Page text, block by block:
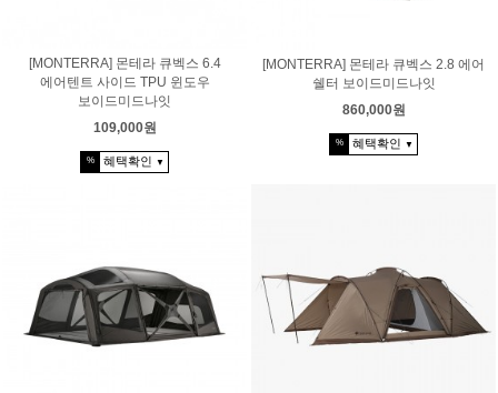
[MONTERRA] 몬테라 큐벡스 6.4
에어텐트 사이드 TPU 윈도우
보이드미드나잇
109,000원
% 혜택확인 ▼
[MONTERRA] 몬테라 큐벡스 2.8 에어
쉘터 보이드미드나잇
860,000원
% 혜택확인 ▼